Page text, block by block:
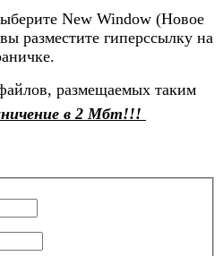
New Window (Новое
разместите гиперссылку на
размещаемых таким
в 2 Мбт!!!